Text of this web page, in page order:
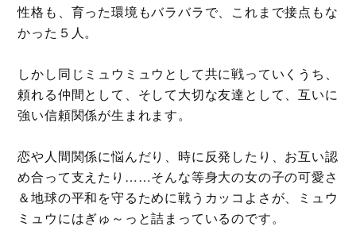
性格も、育った環境もバラバラで、これまで接点もな
かった５人。
しかし同じミュウミュウとして共に戦っていくうち、
頼れる仲間として、そして大切な友達として、互いに
強い信頼関係が生まれます。
恋や人間関係に悩んだり、時に反発したり、お互い認
め合って支えたり……そんな等身大の女の子の可愛さ
＆地球の平和を守るために戦うカッコよさが、ミュウ
ミュウにはぎゅ～っと詰まっているのです。